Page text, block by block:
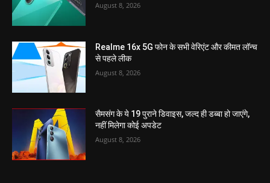
August 8, 2026
Realme 16x 5G फोन के सभी वेरिएंट और कीमत लॉन्च
से पहले लीक
August 8, 2026
सैमसंग के ये 19 पुराने डिवाइस, जल्द ही डब्बा हो जाएंगे,
नहीं मिलेगा कोई अपडेट
August 8, 2026